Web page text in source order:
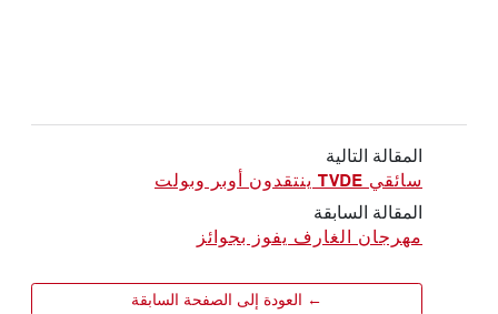
المقالة التالية
سائقي TVDE ينتقدون أوبر وبولت
المقالة السابقة
مهرجان الغارف يفوز بجوائز
← العودة إلى الصفحة السابقة